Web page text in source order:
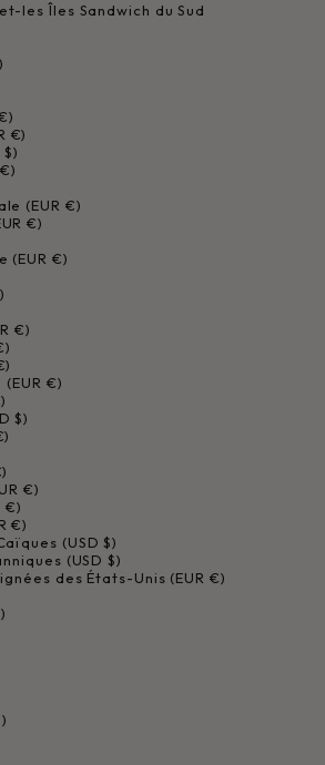
les Îles Sandwich du Sud
€)
(EUR €)
€)
(EUR €)
€)
(EUR €)
$)
€)
€)
€)
(USD $)
(USD $)
des États-Unis (EUR €)